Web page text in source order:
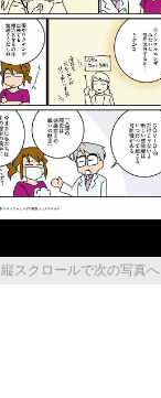
縦スクロールで次の写真へ